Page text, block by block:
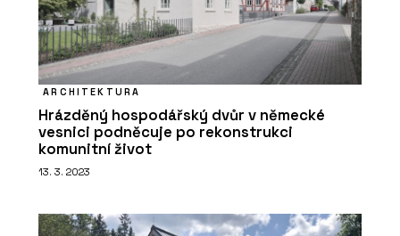
Nová verze vizualizačního programu
Twinmotion přináší funkce a
vylepšení, která ocení architekti
ARCHITEKTURA
Hrázděný hospodářský dvůr v německé
vesnici podněcuje po rekonstrukci
komunitní život
13. 3. 2023